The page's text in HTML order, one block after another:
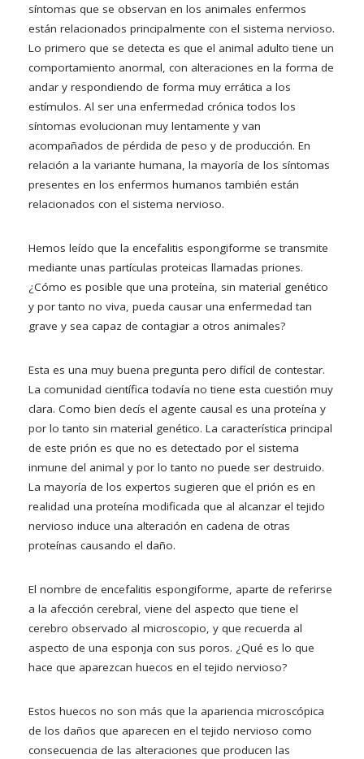
síntomas que se observan en los animales enfermos
están relacionados principalmente con el sistema nervioso.
Lo primero que se detecta es que el animal adulto tiene un
comportamiento anormal, con alteraciones en la forma de
andar y respondiendo de forma muy errática a los
estímulos. Al ser una enfermedad crónica todos los
síntomas evolucionan muy lentamente y van
acompañados de pérdida de peso y de producción. En
relación a la variante humana, la mayoría de los síntomas
presentes en los enfermos humanos también están
relacionados con el sistema nervioso.
Hemos leído que la encefalitis espongiforme se transmite
mediante unas partículas proteicas llamadas priones.
¿Cómo es posible que una proteína, sin material genético
y por tanto no viva, pueda causar una enfermedad tan
grave y sea capaz de contagiar a otros animales?
Esta es una muy buena pregunta pero difícil de contestar.
La comunidad científica todavía no tiene esta cuestión muy
clara. Como bien decís el agente causal es una proteína y
por lo tanto sin material genético. La característica principal
de este prión es que no es detectado por el sistema
inmune del animal y por lo tanto no puede ser destruido.
La mayoría de los expertos sugieren que el prión es en
realidad una proteína modificada que al alcanzar el tejido
nervioso induce una alteración en cadena de otras
proteínas causando el daño.
El nombre de encefalitis espongiforme, aparte de referirse
a la afección cerebral, viene del aspecto que tiene el
cerebro observado al microscopio, y que recuerda al
aspecto de una esponja con sus poros. ¿Qué es lo que
hace que aparezcan huecos en el tejido nervioso?
Estos huecos no son más que la apariencia microscópica
de los daños que aparecen en el tejido nervioso como
consecuencia de las alteraciones que producen las